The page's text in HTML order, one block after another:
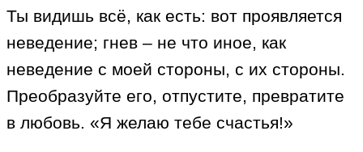
Ты видишь всё, как есть: вот проявляется
неведение; гнев – не что иное, как
неведение с моей стороны, с их стороны.
Преобразуйте его, отпустите, превратите
в любовь. «Я желаю тебе счастья!»